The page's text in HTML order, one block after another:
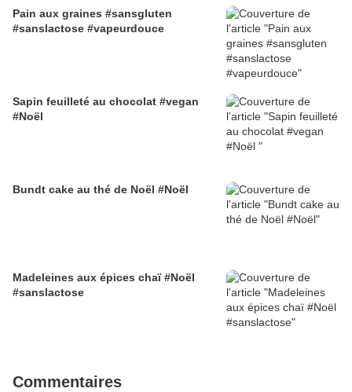
Pain aux graines #sansgluten
#sanslactose #vapeurdouce
Sapin feuilleté au chocolat #vegan
#Noël
Bundt cake au thé de Noël #Noël
Madeleines aux épices chaï #Noël
#sanslactose
Commentaires